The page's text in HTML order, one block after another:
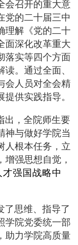
会召开的重大意
党的二十届三中
理解《党的二十
面深化改革重大
落实等四个方面
。通过全面、
会人员对全会精
供实践指导。
出，全院师生要
神与做好学院当
人根本任务，立
强思想自觉，
强国战略中
了思维、指导了
学院党委统一部
助力学院高质量